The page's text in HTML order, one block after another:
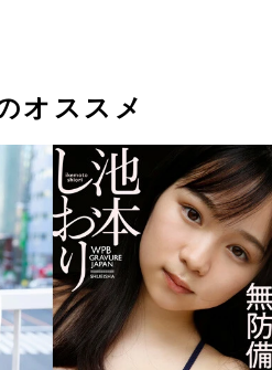
撮影／カノウリョウマ 価格／
生日を迎えたタイミングで撮り
ックスとふとした瞬間に見える
ふわりと行ったり来たり。あど
ぽさが増した姿から目が離せな
／オノツトム 価格／1,100円（
デジタル写真集。神奈川県・三
つとしたビキニ姿をたっぷりと
たり、海へと入ったりと、たく
ぷりの姿がつまった一冊だ。
オススメ